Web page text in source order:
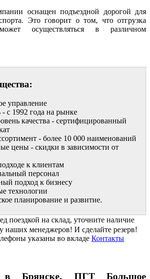
оснащен подъездной дорогой для
Это говорит о том, что отгрузка
может осуществляться в различном
управление
с 1992 года на рынке
качества - сертифицированный
- более 10 000 наименований
цены - скидки в зависимости от
к клиентам
персонал
подход к бизнесу
технологии
планирование и развитие.
поездкой на склад, уточните наличие
наших менеджеров! И сделайте резерв!
указаны во вкладе Контакты
в Брянске, ПГТ Большое